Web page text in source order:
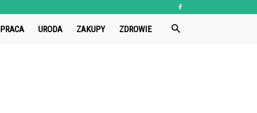
PRACA URODA ZAKUPY ZDROWIE